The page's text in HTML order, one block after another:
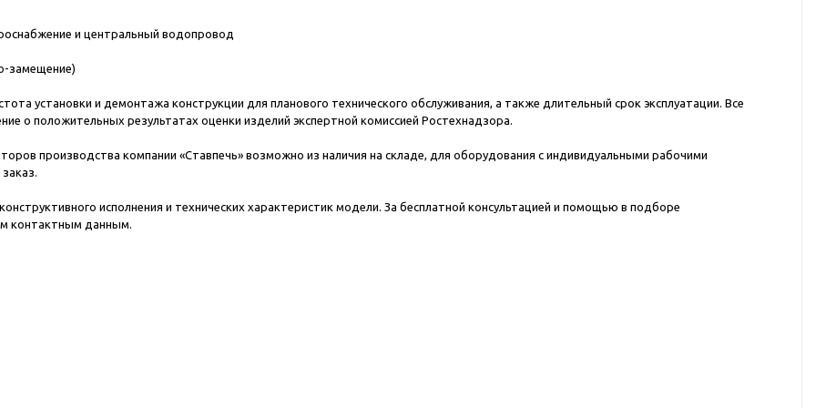
и центральный водопровод
замещение)
установки и демонтажа конструкции для планового технического обслуживания, а также длительный срок эксплуатации. Все
о положительных результатах оценки изделий экспертной комиссией Ростехнадзора.
производства компании «Ставпечь» возможно из наличия на складе, для оборудования с индивидуальными рабочими
исполнения и технических характеристик модели. За бесплатной консультацией и помощью в подборе
контактным данным.